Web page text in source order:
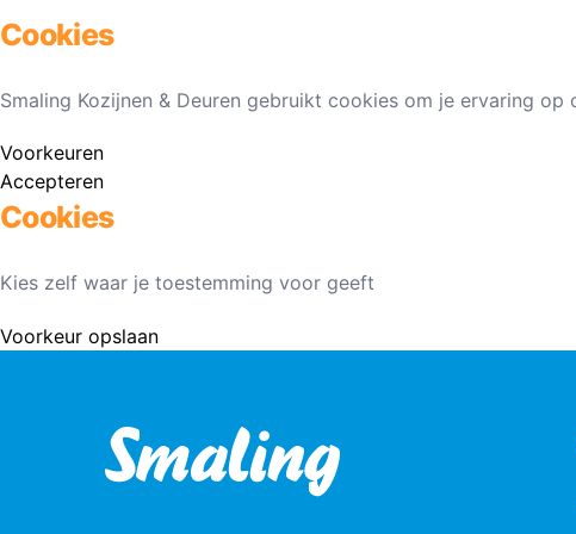
Cookies
Smaling Kozijnen & Deuren gebruikt cookies om je ervaring op
Voorkeuren
Accepteren
Cookies
Kies zelf waar je toestemming voor geeft
Voorkeur opslaan